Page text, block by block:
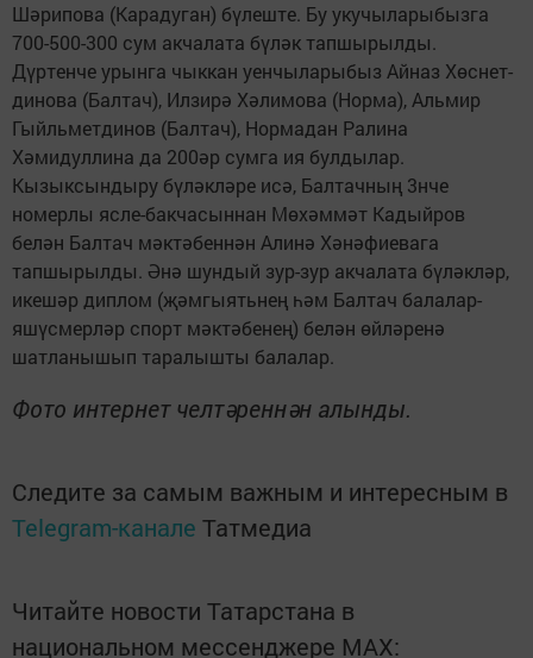
Шәрипова (Карадуган) бүлеште. Бу укучыларыбызга
700-500-300 сум акчалата бүләк тапшырылды.
Дүртенче урынга чыккан уенчыларыбыз Айназ Хөснет-
динова (Балтач), Илзирә Хәлимова (Норма), Альмир
Гыйльметдинов (Балтач), Нормадан Ралина
Хәмидуллина да 200әр сумга ия булдылар.
Кызыксындыру бүләкләре исә, Балтачның 3нче
номерлы ясле-бакчасыннан Мөхәммәт Кадыйров
белән Балтач мәктәбеннән Алинә Хәнәфиевага
тапшырылды. Әнә шундый зур-зур акчалата бүләкләр,
икешәр диплом (җәмгыятьнең һәм Балтач балалар-
яшүсмерләр спорт мәктәбенең) белән өйләренә
шатланышып таралышты балалар.
Фото интернет челтәреннән алынды.
Следите за самым важным и интересным в
Telegram-канале Татмедиа
Читайте новости Татарстана в
национальном мессенджере MАХ: